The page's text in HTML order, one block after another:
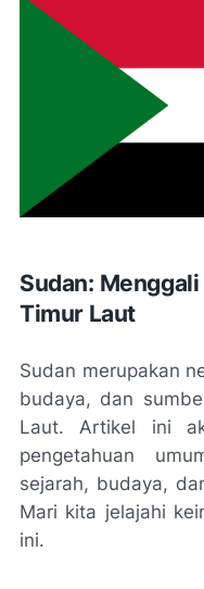
Sudan:
Timur Laut
Sudan merupakan
budaya, dan
Laut. Artikel ini
pengetahuan
sejarah, budaya,
Mari kita jelajahi
ini.